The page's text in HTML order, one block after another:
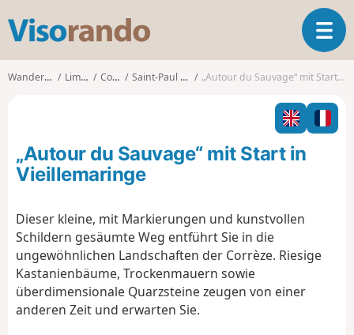
s
o
o
T
o
l
n
Wanderungen Limousin Corrèze Saint-Paul (Corrèze) „Autour du Sauvage“ mit Start in Vieillemaringe
„Autour du Sauvage“ mit Start in
Vieillemaringe
Dieser kleine, mit Markierungen und kunstvollen
Schildern gesäumte Weg entführt Sie in die
ungewöhnlichen Landschaften der Corrèze. Riesige
Kastanienbäume, Trockenmauern sowie
überdimensionale Quarzsteine zeugen von einer
anderen Zeit und erwarten Sie.